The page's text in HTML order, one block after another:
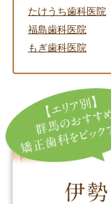
たけうち歯科医院
福島歯科医院
もぎ歯科医院